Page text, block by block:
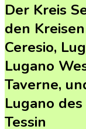
Der Kreis
den
Ceresio,
Lugano
Taverne,
Lugano
Tessin